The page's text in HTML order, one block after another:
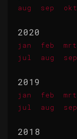
aug
sep okt
2020
jan feb mrt
jul
aug sep
2019
jan feb mrt
jul
aug sep
2018